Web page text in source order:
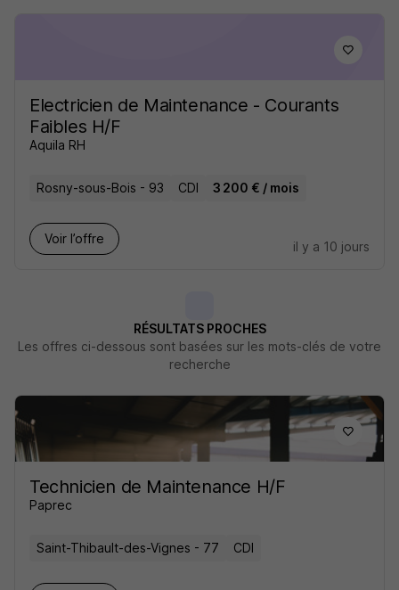
Electricien de Maintenance - Courants
Faibles H/F
Aquila RH
Rosny-sous-Bois - 93 CDI 3 200 € / mois
Voir l’offre
il y a 10 jours
RÉSULTATS PROCHES
Les offres ci-dessous sont basées sur les mots-clés de votre
recherche
Technicien de Maintenance H/F
Paprec
Saint-Thibault-des-Vignes - 77 CDI